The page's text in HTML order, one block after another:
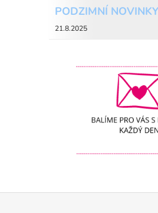
PODZIMNÍ
21.8.2025